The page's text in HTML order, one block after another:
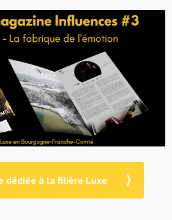
dédiée à la filière Luxe